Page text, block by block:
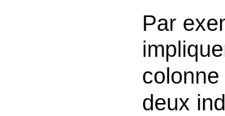
Par
colonne
deux